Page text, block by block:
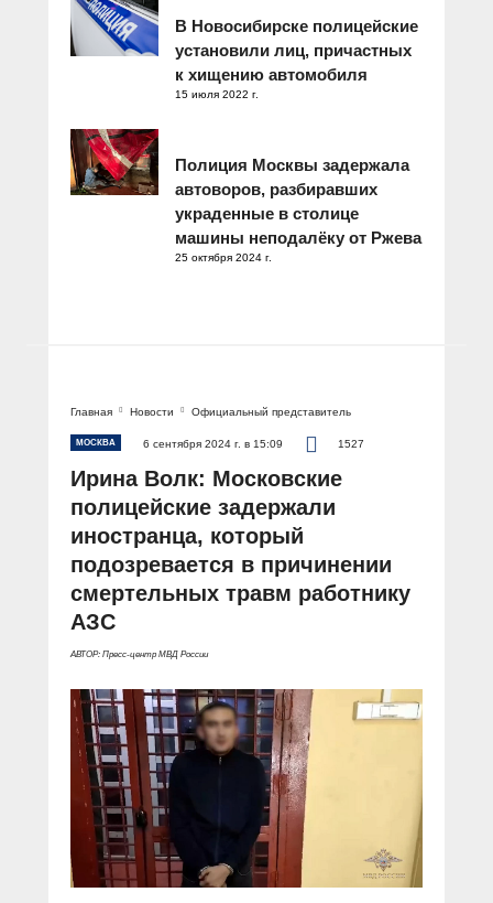
В Новосибирске полицейские
установили лиц, причастных
к хищению автомобиля
15 июля 2022 г.
Полиция Москвы задержала
автоворов, разбиравших
украденные в столице
машины неподалёку от Ржева
25 октября 2024 г.
Главная Новости Официальный представитель
МОСКВА 6 сентября 2024 г. в 15:09 1527
Ирина Волк: Московские
полицейские задержали
иностранца, который
подозревается в причинении
смертельных травм работнику
АЗС
АВТОР: Пресс-центр МВД России